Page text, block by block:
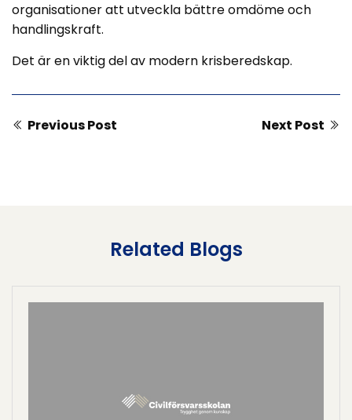
organisationer att utveckla bättre omdöme och
handlingskraft.
Det är en viktig del av modern krisberedskap.
Previous Post Next Post
Related Blogs